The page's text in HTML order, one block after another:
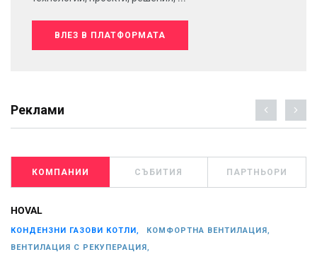
ВЛЕЗ В ПЛАТФОРМАТА
Реклами
КОМПАНИИ СЪБИТИЯ ПАРТНЬОРИ
HOVAL
КОНДЕНЗНИ ГАЗОВИ КОТЛИ,
КОМФОРТНА ВЕНТИЛАЦИЯ,
ВЕНТИЛАЦИЯ С РЕКУПЕРАЦИЯ,